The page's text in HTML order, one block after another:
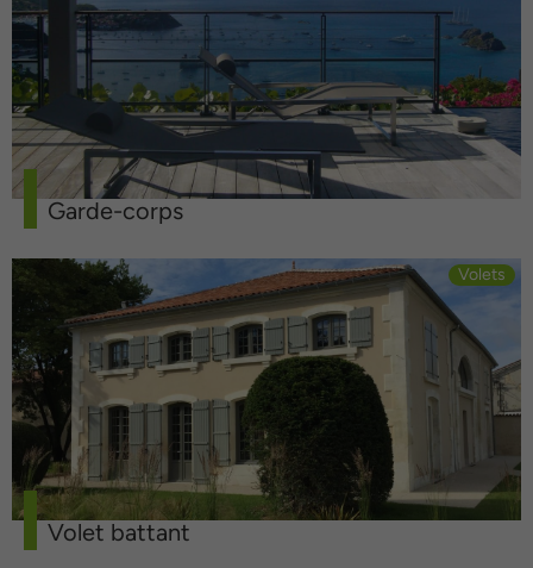
Garde-corps
Volet battant
Volets